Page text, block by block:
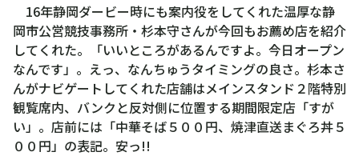
16年静岡ダービー時にも案内役をしてくれた温厚な静
岡市公営競技事務所・杉本守さんが今回もお薦め店を紹介
してくれた。「いいところがあるんですよ。今日オープン
なんです」。えっ、なんちゅうタイミングの良さ。杉本さ
んがナビゲートしてくれた店舗はメインスタンド２階特別
観覧席内、バンクと反対側に位置する期間限定店「すが
い」。店前には「中華そば５００円、焼津直送まぐろ丼５
００円」の表記。安っ!!